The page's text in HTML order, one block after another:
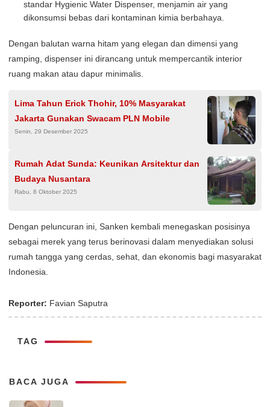
standar Hygienic Water Dispenser, menjamin air yang
dikonsumsi bebas dari kontaminan kimia berbahaya.
Dengan balutan warna hitam yang elegan dan dimensi yang
ramping, dispenser ini dirancang untuk mempercantik interior
ruang makan atau dapur minimalis.
Lima Tahun Erick Thohir, 10% Masyarakat
Jakarta Gunakan Swacam PLN Mobile
Senin, 29 Desember 2025
Rumah Adat Sunda: Keunikan Arsitektur dan
Budaya Nusantara
Rabu, 8 Oktober 2025
Dengan peluncuran ini, Sanken kembali menegaskan posisinya
sebagai merek yang terus berinovasi dalam menyediakan solusi
rumah tangga yang cerdas, sehat, dan ekonomis bagi masyarakat
Indonesia.
Reporter: Favian Saputra
TAG
BACA JUGA